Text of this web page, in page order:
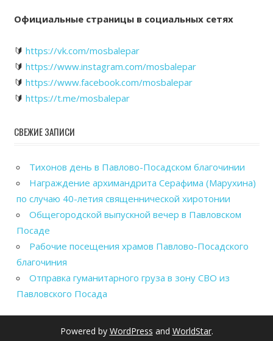
Официальные страницы в социальных сетях
🔰 https://vk.com/mosbalepar
🔰 https://www.instagram.com/mosbalepar
🔰 https://www.facebook.com/mosbalepar
🔰 https://t.me/mosbalepar
СВЕЖИЕ ЗАПИСИ
Тихонов день в Павлово-Посадском благочинии
Награждение архимандрита Серафима (Марухина)
по случаю 40-летия священнической хиротонии
Общегородской выпускной вечер в Павловском
Посаде
Рабочие посещения храмов Павлово-Посадского
благочиния
Отправка гуманитарного груза в зону СВО из
Павловского Посада
Powered by WordPress and WorldStar.